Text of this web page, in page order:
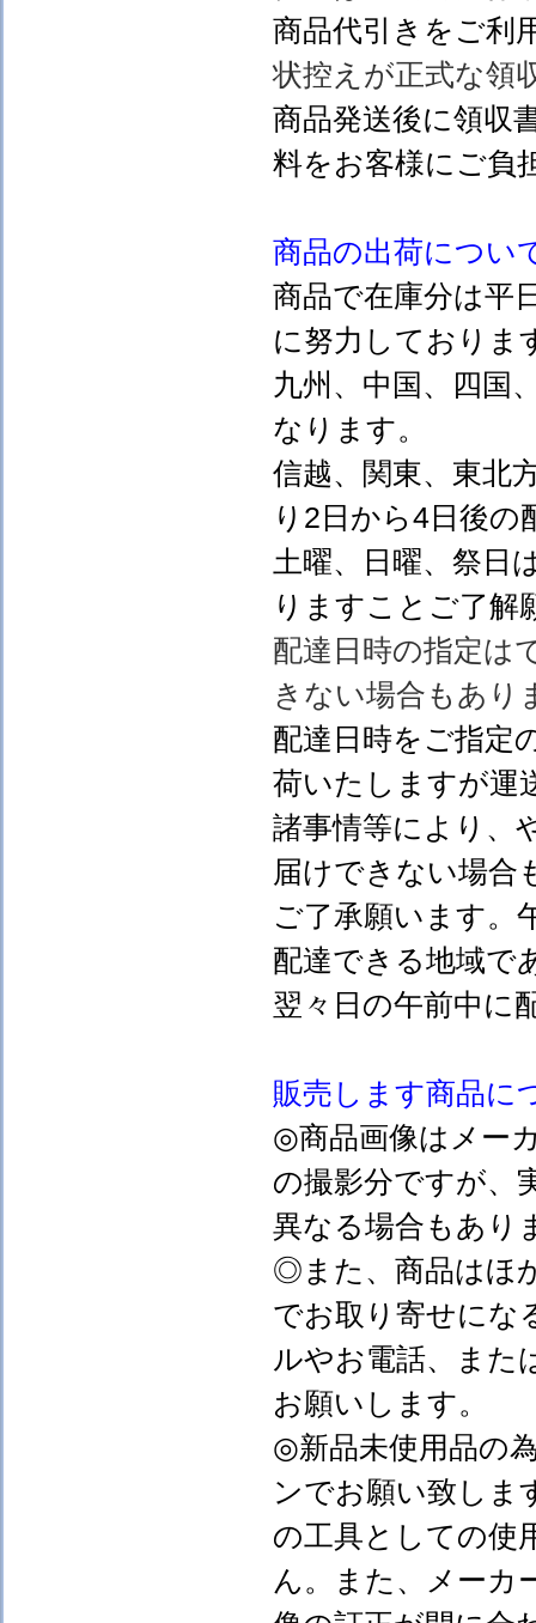
商品代引きをご利
状控えが正式な領
商品発送後に領収
料をお客様にご負
商品の出荷につい
商品で在庫分は平
に努力しておりま
九州、中国、四国
なります。
信越、関東、東北
り2日から4日後の
土曜、日曜、祭日
りますことご了解
配達日時の指定は
きない場合もあり
配達日時をご指定
荷いたしますが運
諸事情等により、
届けできない場合
ご了承願います。
配達できる地域で
翌々日の午前中に
販売します商品に
◎商品画像はメー
の撮影分ですが、
異なる場合もあり
◎また、商品はほ
でお取り寄せにな
ルやお電話、また
お願いします。
◎新品未使用品の
ンでお願い致しま
の工具としての使
ん。また、メーカ